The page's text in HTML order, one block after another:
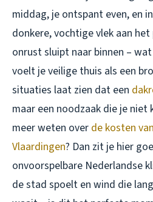
middag, je ontspant even, en
donkere, vochtige vlek aan
onrust sluipt naar binnen –
voelt je veilige thuis als een
situaties laat zien dat een
maar een noodzaak die je
meer weten over de kosten
Vlaardingen? Dan zit je hier
onvoorspelbare Nederlandse
de stad spoelt en wind die